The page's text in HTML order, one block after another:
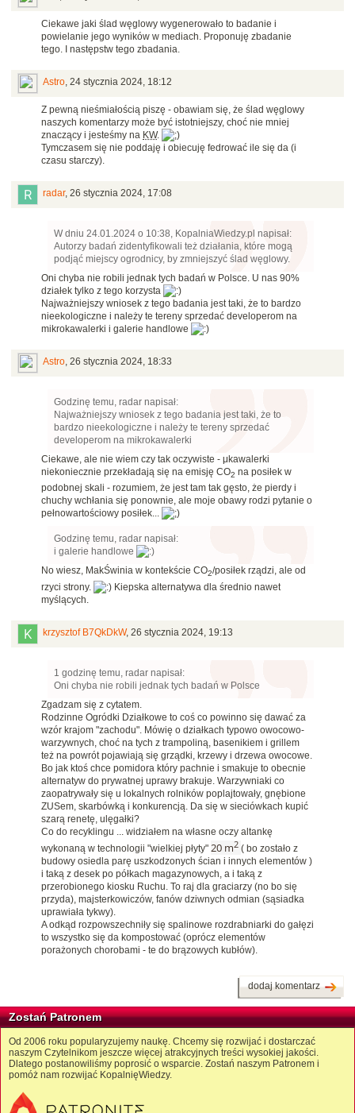
Ciekawe jaki ślad węglowy wygenerowało to badanie i
powielanie jego wyników w mediach. Proponuję zbadanie
tego. I następstw tego zbadania.
Astro, 24 stycznia 2024, 18:12
Z pewną nieśmiałością piszę - obawiam się, że ślad węglowy
naszych komentarzy może być istotniejszy, choć nie mniej
znaczący i jesteśmy na KW.
Tymczasem się nie poddaję i obiecuję fedrować ile się da (i
czasu starczy).
radar, 26 stycznia 2024, 17:08
W dniu 24.01.2024 o 10:38, KopalniaWiedzy.pl napisał:
Autorzy badań zidentyfikowali też działania, które mogą
podjąć miejscy ogrodnicy, by zmniejszyć ślad węglowy.
Oni chyba nie robili jednak tych badań w Polsce. U nas 90%
działek tylko z tego korzysta
Najważniejszy wniosek z tego badania jest taki, że to bardzo
nieekologiczne i należy te tereny sprzedać developerom na
mikrokawalerki i galerie handlowe
Astro, 26 stycznia 2024, 18:33
Godzinę temu, radar napisał:
Najważniejszy wniosek z tego badania jest taki, że to
bardzo nieekologiczne i należy te tereny sprzedać
developerom na mikrokawalerki
Ciekawe, ale nie wiem czy tak oczywiste - μkawalerki
niekoniecznie przekładają się na emisję CO2 na posiłek w
podobnej skali - rozumiem, że jest tam tak gęsto, że pierdy i
chuchy wchłania się ponownie, ale moje obawy rodzi pytanie o
pełnowartościowy posiłek...
Godzinę temu, radar napisał:
i galerie handlowe
No wiesz, MakŚwinia w kontekście CO2/posiłek rządzi, ale od
rzyci strony.
Kiepska alternatywa dla średnio nawet
myślących.
krzysztof B7QkDkW, 26 stycznia 2024, 19:13
1 godzinę temu, radar napisał:
Oni chyba nie robili jednak tych badań w Polsce
Zgadzam się z cytatem.
Rodzinne Ogródki Działkowe to coś co powinno się dawać za
wzór krajom "zachodu". Mówię o działkach typowo owocowo-
warzywnych, choć na tych z trampoliną, basenikiem i grillem
też na powrót pojawiają się grządki, krzewy i drzewa owocowe.
Bo jak ktoś chce pomidora który pachnie i smakuje to obecnie
alternatyw do prywatnej uprawy brakuje. Warzywniaki co
zaopatrywały się u lokalnych rolników poplajtowały, gnębione
ZUSem, skarbówką i konkurencją. Da się w sieciówkach kupić
szarą renetę, ulęgałki?
Co do recyklingu ... widziałem na własne oczy altankę
wykonaną w technologii "wielkiej płyty" 20 m2 ( bo zostało z
budowy osiedla parę uszkodzonych ścian i innych elementów )
i taką z desek po półkach magazynowych, a i taką z
przerobionego kiosku Ruchu. To raj dla graciarzy (no bo się
przyda), majsterkowiczów, fanów dziwnych odmian (sąsiadka
uprawiała tykwy).
A odkąd rozpowszechniły się spalinowe rozdrabniarki do gałęzi
to wszystko się da kompostować (oprócz elementów
porażonych chorobami - te do brązowych kubłów).
dodaj komentarz
Zostań Patronem
Od 2006 roku popularyzujemy naukę. Chcemy się rozwijać i dostarczać
naszym Czytelnikom jeszcze więcej atrakcyjnych treści wysokiej jakości.
Dlatego postanowiliśmy poprosić o wsparcie. Zostań naszym Patronem i
pomóż nam rozwijać KopalnięWiedzy.